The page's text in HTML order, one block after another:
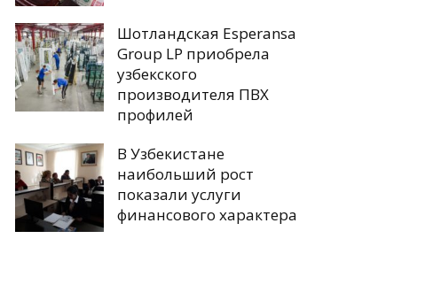
Шотландская Esperansa
Group LP приобрела
узбекского
производителя ПВХ
профилей
В Узбекистане
наибольший рост
показали услуги
финансового характера